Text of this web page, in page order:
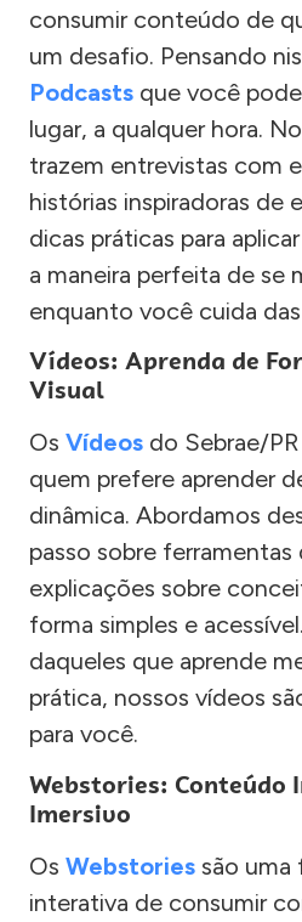
consumir conteúdo de
um desafio. Pensando
Podcasts que você
lugar, a qualquer hora.
trazem entrevistas com
histórias inspiradoras de
dicas práticas para
a maneira perfeita de se
enquanto você cuida
Vídeos: Aprenda de
Visual
Os Vídeos do Sebrae/
quem prefere aprender
dinâmica. Abordamos
passo sobre
explicações sobre
forma simples e
daqueles que aprende
prática, nossos vídeos
para você.
Webstories: Conteúdo
Imersivo
Os Webstories são uma
interativa de consumir